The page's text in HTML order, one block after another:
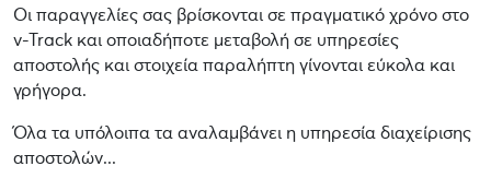
Οι παραγγελίες σας βρίσκονται σε πραγματικό χρόνο στο
v-Track και οποιαδήποτε μεταβολή σε υπηρεσίες
αποστολής και στοιχεία παραλήπτη γίνονται εύκολα και
γρήγορα.
Όλα τα υπόλοιπα τα αναλαμβάνει η υπηρεσία διαχείρισης
αποστολών...